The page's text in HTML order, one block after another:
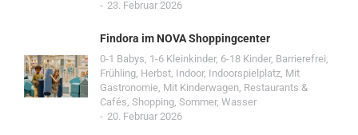
23. Februar 2026
Findora im NOVA Shoppingcenter
0-1 Babys, 1-6 Kleinkinder, 6-18 Kinder, Barrierefrei,
Frühling, Herbst, Indoor, Indoorspielplatz, Mit
Gastronomie, Mit Kinderwagen, Restaurants &
Cafés, Shopping, Sommer, Wasser
20. Februar 2026